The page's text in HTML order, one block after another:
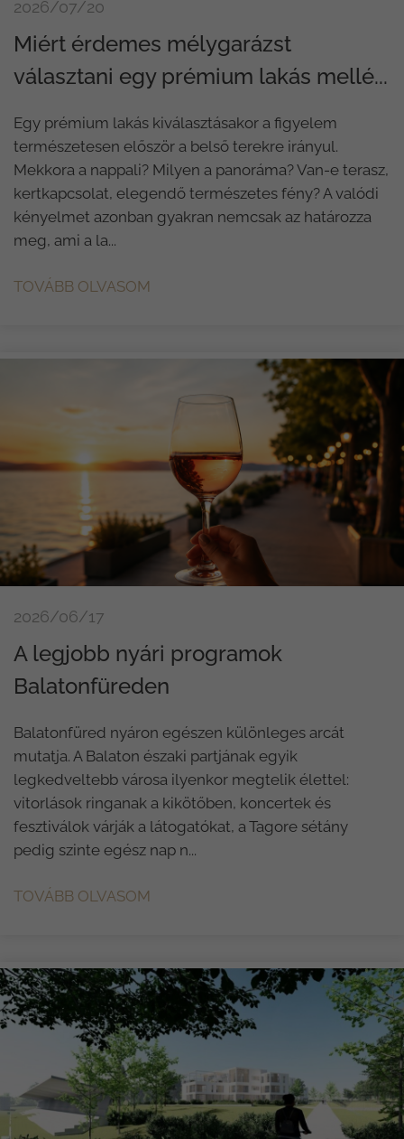
2026/07/20
Miért érdemes mélygarázst
választani egy prémium lakás mellé...
Egy prémium lakás kiválasztásakor a figyelem
természetesen először a belső terekre irányul.
Mekkora a nappali? Milyen a panoráma? Van-e terasz,
kertkapcsolat, elegendő természetes fény? A valódi
kényelmet azonban gyakran nemcsak az határozza
meg, ami a la...
TOVÁBB OLVASOM
2026/06/17
A legjobb nyári programok
Balatonfüreden
Balatonfüred nyáron egészen különleges arcát
mutatja. A Balaton északi partjának egyik
legkedveltebb városa ilyenkor megtelik élettel:
vitorlások ringanak a kikötőben, koncertek és
fesztiválok várják a látogatókat, a Tagore sétány
pedig szinte egész nap n...
TOVÁBB OLVASOM